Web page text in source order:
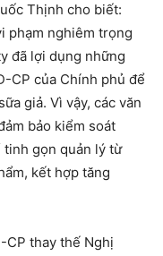
Thịnh cho biết:
phạm nghiêm trọng
đã lợi dụng những
CP của Chính phủ để
giả. Vì vậy, các văn
bảo kiểm soát
gọn quản lý từ
kết hợp tăng
thay thế Nghị